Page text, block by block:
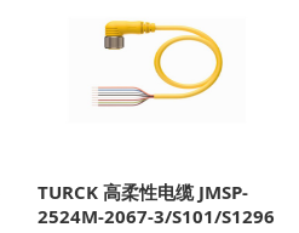
TURCK 高柔性电缆 JMSP-
2524M-2067-3/S101/S1296